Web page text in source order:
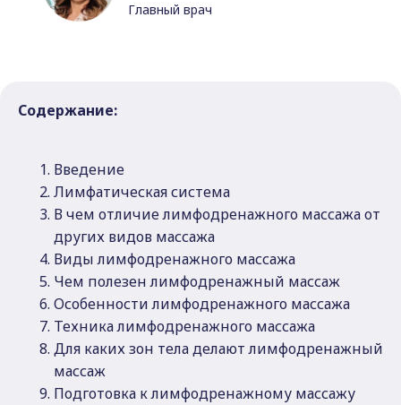
Главный врач
Содержание:
Введение
Лимфатическая система
В чем отличие лимфодренажного массажа от
других видов массажа
Виды лимфодренажного массажа
Чем полезен лимфодренажный массаж
Особенности лимфодренажного массажа
Техника лимфодренажного массажа
Для каких зон тела делают лимфодренажный
массаж
Подготовка к лимфодренажному массажу